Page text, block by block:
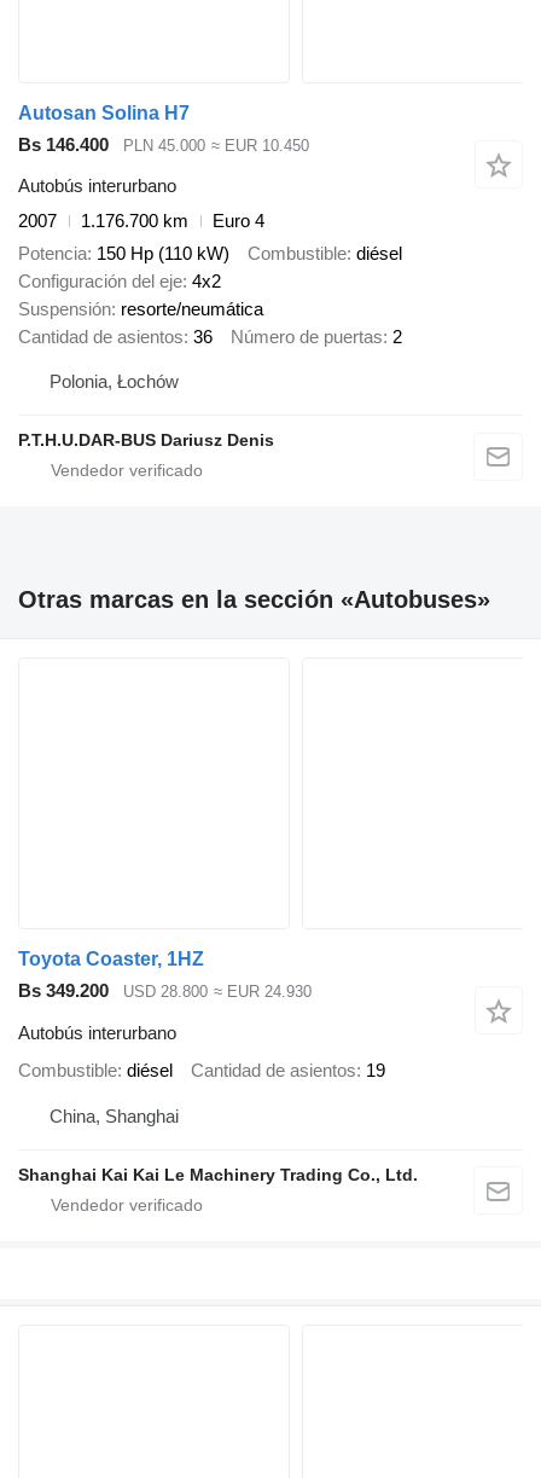
Autosan Solina H7
Bs 146.400
PLN 45.000 ≈ EUR 10.450
Autobús interurbano
2007
1.176.700 km
Euro 4
Potencia 150 Hp (110 kW) Combustible diésel
Configuración del eje 4x2
Suspensión resorte/neumática
Cantidad de asientos 36 Número de puertas 2
Polonia, Łochów
P.T.H.U.DAR-BUS Dariusz Denis
Otras marcas en la sección «Autobuses»
Toyota Coaster, 1HZ
Bs 349.200
USD 28.800 ≈ EUR 24.930
Autobús interurbano
Combustible diésel Cantidad de asientos 19
China, Shanghai
Shanghai Kai Kai Le Machinery Trading Co., Ltd.